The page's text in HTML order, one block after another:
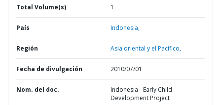
Total Volume(s) 1
País Indonesia,
Región Asia oriental y el Pacífico,
Fecha de divulgación 2010/07/01
Nom. del doc.
Indonesia - Early Child
Development Project